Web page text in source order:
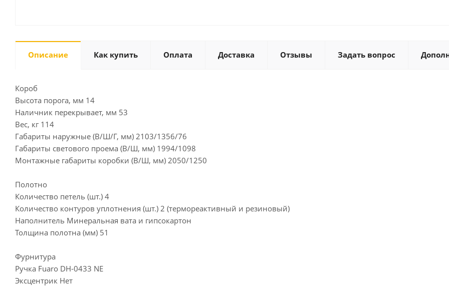
Описание Как купить Оплата Доставка Отзывы Задать вопрос
Короб
Высота порога, мм 14
Наличник перекрывает, мм 53
Вес, кг 114
Габариты наружные (В/Ш/Г, мм) 2103/1356/76
Габариты светового проема (В/Ш, мм) 1994/1098
Монтажные габариты коробки (В/Ш, мм) 2050/1250
Полотно
Количество петель (шт.) 4
Количество контуров уплотнения (шт.) 2 (термореактивный и резиновый)
Наполнитель Минеральная вата и гипсокартон
Толщина полотна (мм) 51
Фурнитура
Ручка Fuaro DH-0433 NE
Эксцентрик Нет